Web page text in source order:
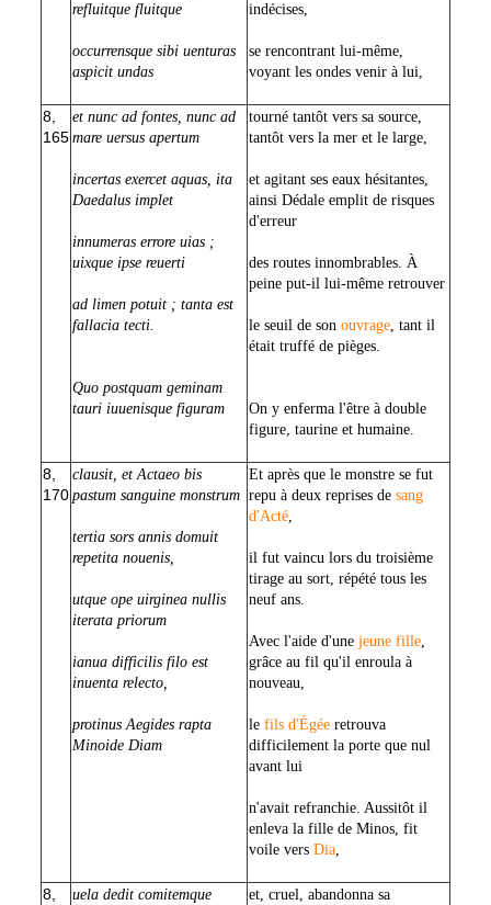
refluitque fluitque
occurrensque sibi uenturas
aspicit undas
indécises,
se rencontrant lui-même,
voyant les ondes venir à lui,
8,
165
et nunc ad fontes, nunc ad
mare uersus apertum
incertas exercet aquas, ita
Daedalus implet
innumeras errore uias ;
uixque ipse reuerti
ad limen potuit ; tanta est
fallacia tecti.
Quo postquam geminam
tauri iuuenisque figuram
tourné tantôt vers sa source,
tantôt vers la mer et le large,
et agitant ses eaux hésitantes,
ainsi Dédale emplit de risques
d'erreur
des routes innombrables. À
peine put-il lui-même retrouver
le seuil de son ouvrage, tant il
était truffé de pièges.
On y enferma l'être à double
figure, taurine et humaine.
8,
170
clausit, et Actaeo bis
pastum sanguine monstrum
tertia sors annis domuit
repetita nouenis,
utque ope uirginea nullis
iterata priorum
ianua difficilis filo est
inuenta relecto,
protinus Aegides rapta
Minoide Diam
Et après que le monstre se fut
repu à deux reprises de sang
d'Acté,
il fut vaincu lors du troisième
tirage au sort, répété tous les
neuf ans.
Avec l'aide d'une jeune fille,
grâce au fil qu'il enroula à
nouveau,
le fils d'Égée retrouva
difficilement la porte que nul
avant lui
n'avait refranchie. Aussitôt il
enleva la fille de Minos, fit
voile vers Dia,
8,
uela dedit comitemque
et, cruel, abandonna sa